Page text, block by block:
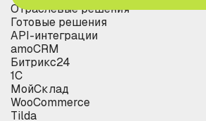
Отраслевые решения
Готовые решения
API-интеграции
amoCRM
Битрикс24
1С
МойСклад
WooCommerce
Tilda